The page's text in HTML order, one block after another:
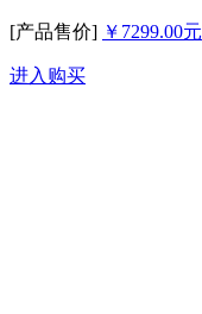
[产品售价] ￥7299.00元
进入购买